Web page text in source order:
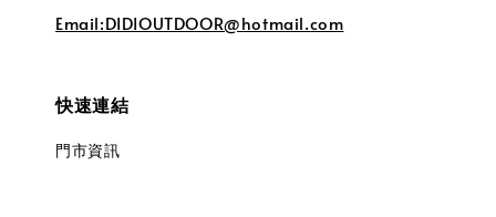
Email:DIDIOUTDOOR@hotmail.com
快速連結
門市資訊